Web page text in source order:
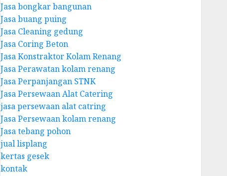
Jasa bongkar bangunan
Jasa buang puing
Jasa Cleaning gedung
Jasa Coring Beton
Jasa Konstraktor Kolam Renang
Jasa Perawatan kolam renang
Jasa Perpanjangan STNK
Jasa Persewaan Alat Catering
jasa persewaan alat catring
Jasa Persewaan kolam renang
Jasa tebang pohon
jual lisplang
kertas gesek
kontak